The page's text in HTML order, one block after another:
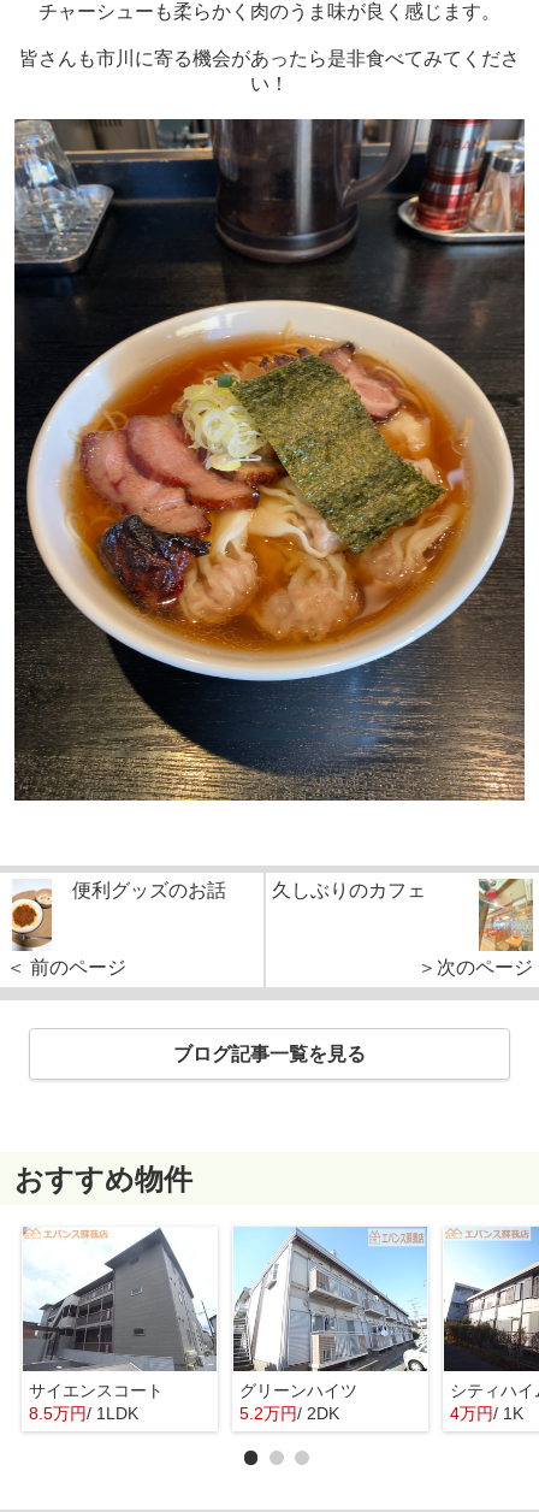
チャーシューも柔らかく肉のうま味が良く感じます。
皆さんも市川に寄る機会があったら是非食べてみてくださ
い！
便利グッズのお話
＜ 前のページ
久しぶりのカフェ
＞次のページ
ブログ記事一覧を見る
おすすめ物件
サイエンスコート
8.5万円/ 1LDK
グリーンハイツ
5.2万円/ 2DK
シティハ
4万円/ 1K